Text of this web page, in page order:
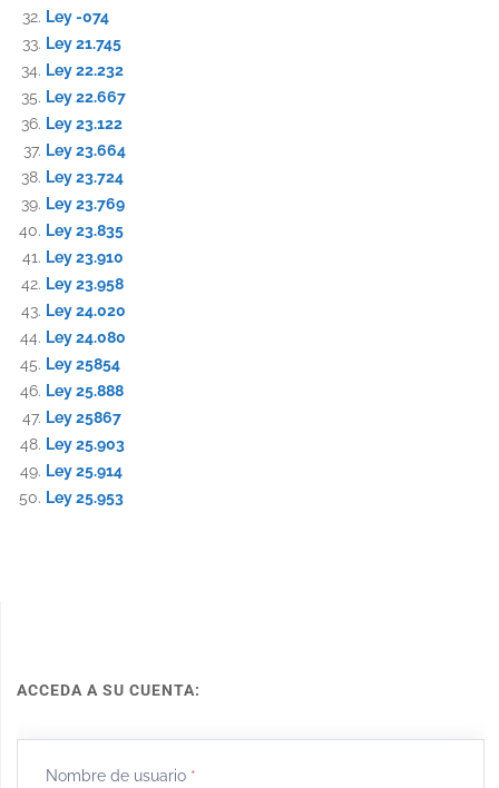
Ley -074
Ley 21.745
Ley 22.232
Ley 22.667
Ley 23.122
Ley 23.664
Ley 23.724
Ley 23.769
Ley 23.835
Ley 23.910
Ley 23.958
Ley 24.020
Ley 24.080
Ley 25854
Ley 25.888
Ley 25867
Ley 25.903
Ley 25.914
Ley 25.953
ACCEDA A SU CUENTA:
Nombre de usuario *